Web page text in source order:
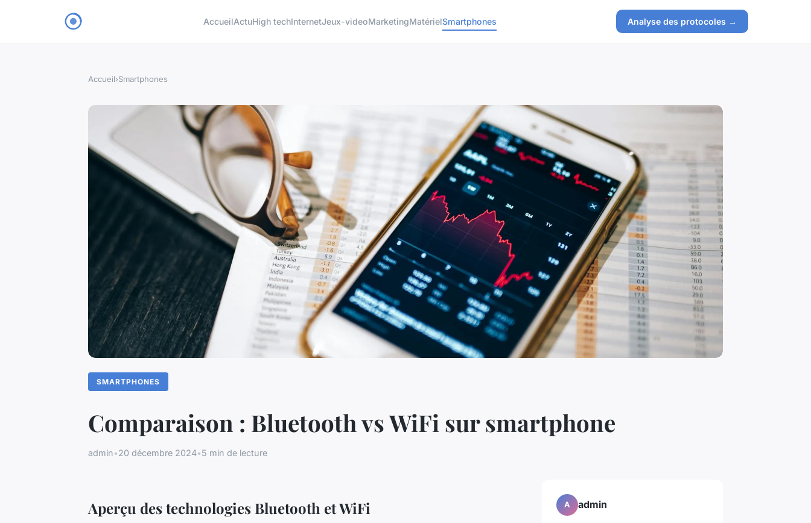
AccueilActuHigh techInternetJeux-videoMarketingMatérielSmartphones Analyse des protocoles →
Accueil›Smartphones
SMARTPHONES
Comparaison : Bluetooth vs WiFi sur smartphone
admin•20 décembre 2024•5 min de lecture
Aperçu des technologies Bluetooth et WiFi A admin